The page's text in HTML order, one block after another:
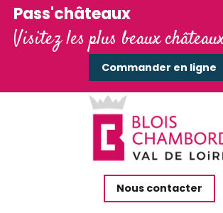
Pass'châteaux
Visitez les plus beaux
Commander en ligne
Nous contacter